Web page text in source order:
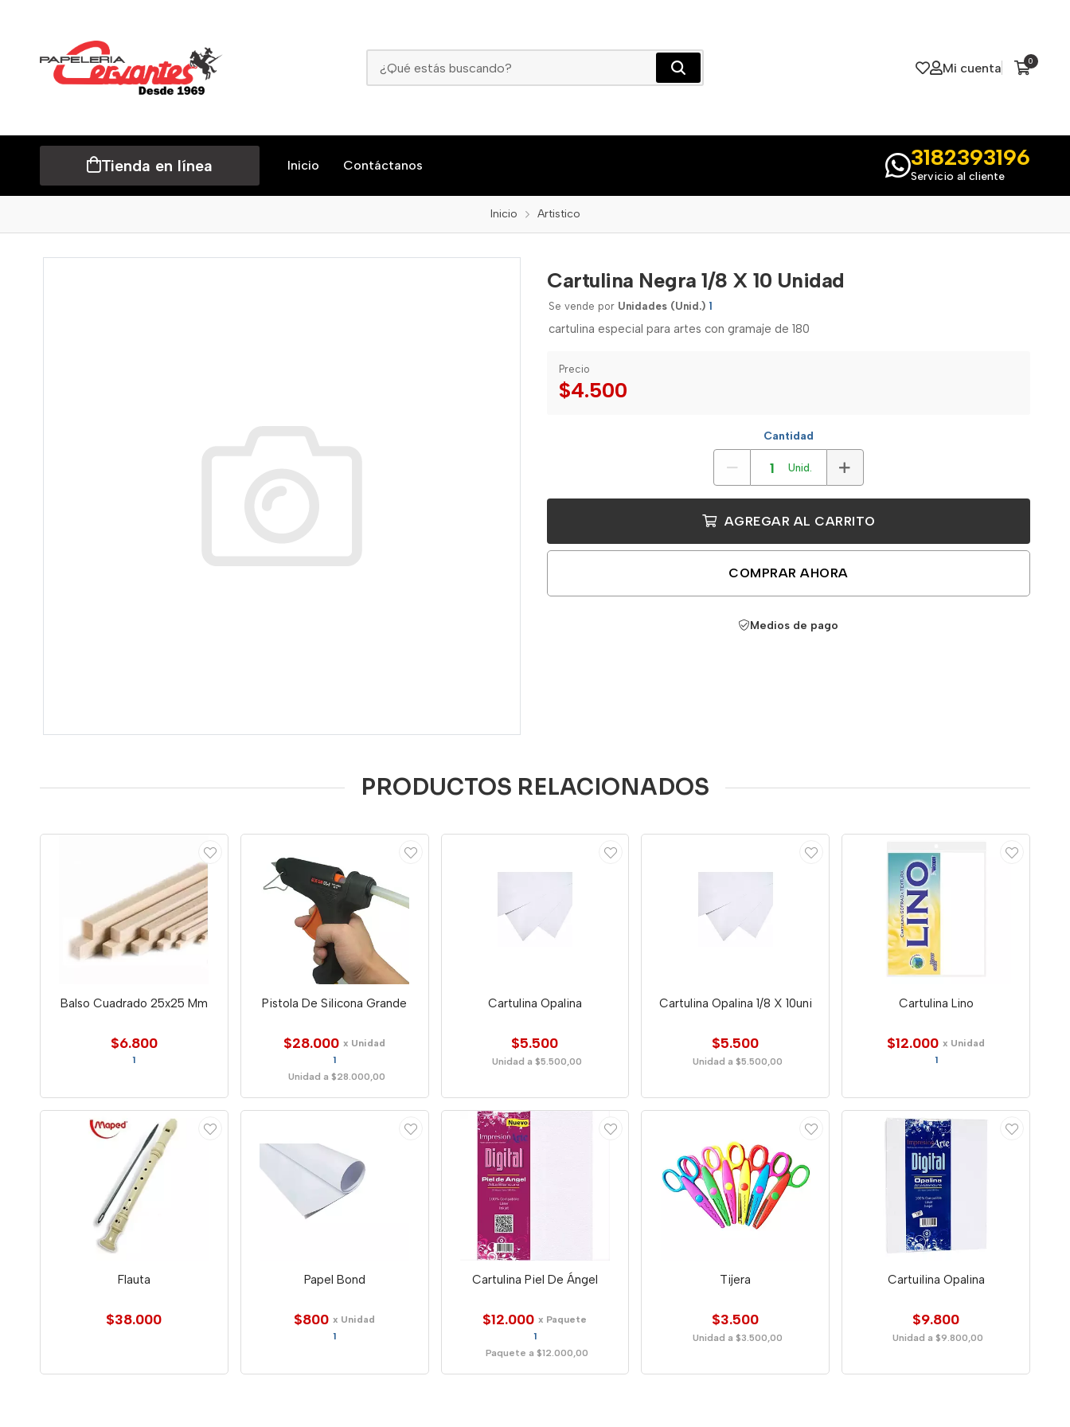
Mi cuenta 0
Tienda en línea Inicio Contáctanos 3182393196
Servicio al cliente
Inicio Artistico
Cartulina Negra 1/8 X 10 Unidad
Se vende por Unidades (Unid.) 1
cartulina especial para artes con gramaje de 180
Precio
$4.500
Cantidad
Unid.
AGREGAR AL CARRITO
COMPRAR AHORA
Medios de pago
PRODUCTOS RELACIONADOS
Balso Cuadrado 25x25 Mm
$6.800
1
Pistola De Silicona Grande
$28.000 x Unidad
1
Unidad a $28.000,00
Cartulina Opalina
$5.500
Unidad a $5.500,00
Cartulina Opalina 1/8 X 10uni
$5.500
Unidad a $5.500,00
Cartulina Lino
$12.000 x Unidad
1
Flauta
$38.000
Papel Bond
$800 x Unidad
1
Cartulina Piel De Ángel
$12.000 x Paquete
1
Paquete a $12.000,00
Tijera
$3.500
Unidad a $3.500,00
Cartuilina Opalina
$9.800
Unidad a $9.800,00